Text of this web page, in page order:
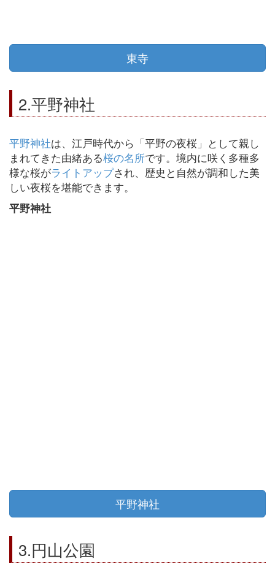
東寺
2.平野神社
平野神社は、江戸時代から「平野の夜桜」として親し
まれてきた由緒ある桜の名所です。境内に咲く多種多
様な桜がライトアップされ、歴史と自然が調和した美
しい夜桜を堪能できます。
平野神社
平野神社
3.円山公園